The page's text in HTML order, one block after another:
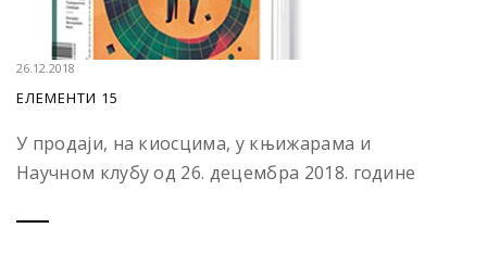
26.12.2018
ЕЛЕМЕНТИ 15
У продаји, на киосцима, у књижарама и
Научном клубу од 26. децембра 2018. године